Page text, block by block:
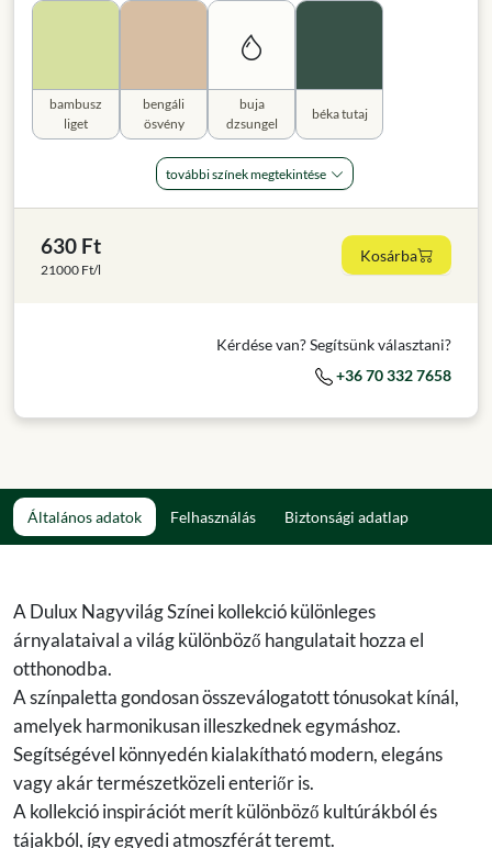
bambusz
liget
bengáli
ösvény
buja
dzsungel
béka tutaj
további színek megtekintése
630 Ft
21000 Ft/l
Kosárba
Kérdése van? Segítsünk választani?
+36 70 332 7658
Általános adatok Felhasználás Biztonsági adatlap
A Dulux Nagyvilág Színei kollekció különleges
árnyalataival a világ különböző hangulatait hozza el
otthonodba.
A színpaletta gondosan összeválogatott tónusokat kínál,
amelyek harmonikusan illeszkednek egymáshoz.
Segítségével könnyedén kialakítható modern, elegáns
vagy akár természetközeli enteriőr is.
A kollekció inspirációt merít különböző kultúrákból és
tájakból, így egyedi atmoszférát teremt.